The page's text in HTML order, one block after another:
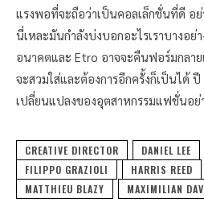
แรงพอที่จะถือว่าเป็นคอลเล็กชั่นที่ดี อ
นี่เหละมันกำลังบ่งบอกอะไรเราบางอย่า
อนาคตและ Etro อาจจะคืนฟอร์มกลา
จะสวมใส่และต้องการอีกครั้งก็เป็นได้
เปลี่ยนแปลงของอุตสาหกรรมแฟชั่นอย่
CREATIVE DIRECTOR DANIEL LEE
FILIPPO GRAZIOLI
HARRIS REED
MATTHIEU BLAZY
MAXIMILIAN